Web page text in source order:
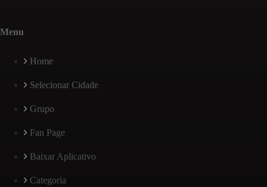
Menu
Home
Selecionar Cidade
Grupo
Fan Page
Baixar Aplicativo
Categoria